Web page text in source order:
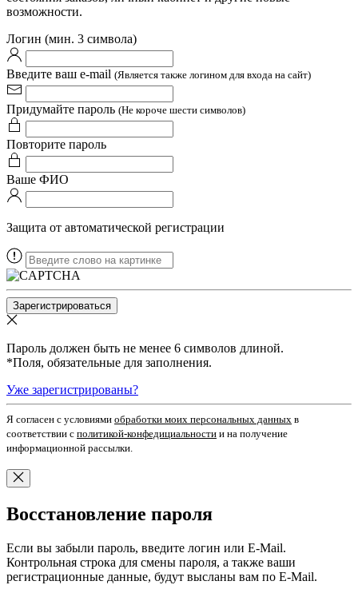
возможности.
Логин (мин. 3 символа)
Введите ваш e-mail (Является также логином для входа на сайт)
Придумайте пароль (Не короче шести символов)
Повторите пароль
Ваше ФИО
Защита от автоматической регистрации
Пароль должен быть не менее 6 символов длиной.
*Поля, обязательные для заполнения.
Уже зарегистрированы?
Я согласен c условиями обработки моих персональных данных в
соответствии с политикой-конфедициальности и на получение
информационной рассылки.
Восстановление пароля
Если вы забыли пароль, введите логин или E-Mail.
Контрольная строка для смены пароля, а также ваши
регистрационные данные, будут высланы вам по E-Mail.